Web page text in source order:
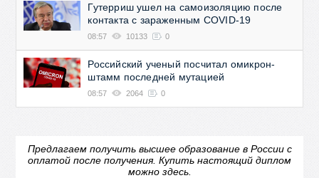
Гутерриш ушел на самоизоляцию после
контакта с зараженным COVID-19
08:57 10133 0
Российский ученый посчитал омикрон-
штамм последней мутацией
08:57 2064 0
Предлагаем получить высшее образование в России с
оплатой после получения. Купить настоящий диплом
можно здесь.